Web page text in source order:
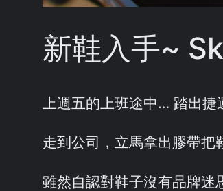
新鞋入手~
上週五的上班途中… 踏出
走到公司，立馬拿出膠帶把
雖然自認對鞋子沒有品牌